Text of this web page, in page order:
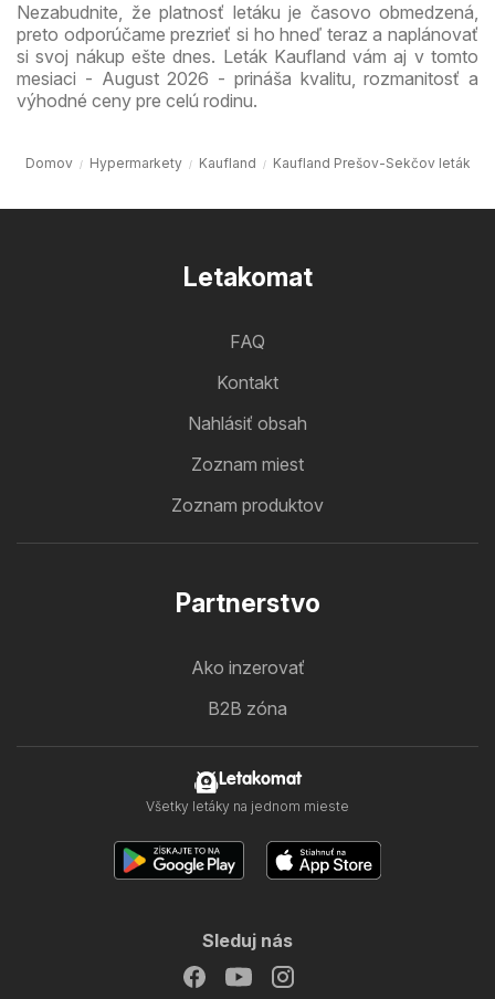
Nezabudnite, že platnosť letáku je časovo obmedzená,
preto odporúčame prezrieť si ho hneď teraz a naplánovať
si svoj nákup ešte dnes. Leták Kaufland vám aj v tomto
mesiaci - August 2026 - prináša kvalitu, rozmanitosť a
výhodné ceny pre celú rodinu.
Domov Hypermarkety Kaufland Kaufland Prešov-Sekčov leták
Letakomat
FAQ
Kontakt
Nahlásiť obsah
Zoznam miest
Zoznam produktov
Partnerstvo
Ako inzerovať
B2B zóna
Letakomat
Všetky letáky na jednom mieste
Sleduj nás